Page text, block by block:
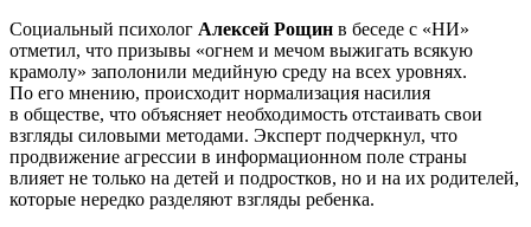
Социальный психолог Алексей Рощин в беседе с «НИ»
отметил, что призывы «огнем и мечом выжигать всякую
крамолу» заполонили медийную среду на всех уровнях.
По его мнению, происходит нормализация насилия
в обществе, что объясняет необходимость отстаивать свои
взгляды силовыми методами. Эксперт подчеркнул, что
продвижение агрессии в информационном поле страны
влияет не только на детей и подростков, но и на их родителей,
которые нередко разделяют взгляды ребенка.